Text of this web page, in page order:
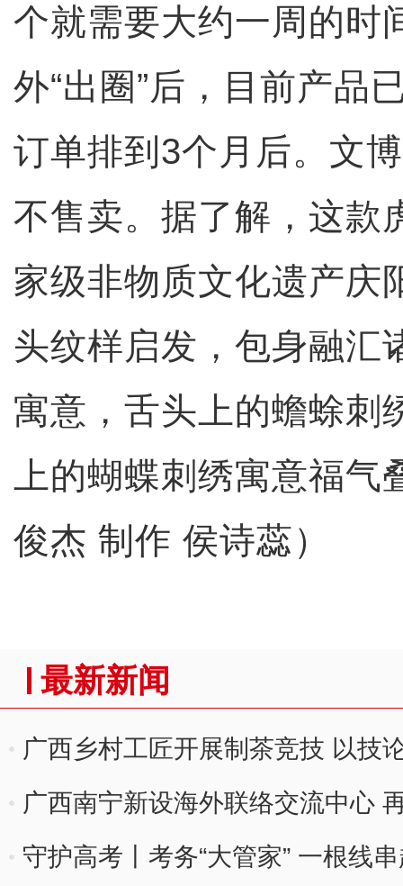
个就需要大约一周的时
外“出圈”后，目前产品
订单排到3个月后。文
不售卖。据了解，这款
家级非物质文化遗产庆
头纹样启发，包身融汇
寓意，舌头上的蟾蜍刺
上的蝴蝶刺绣寓意福
俊杰 制作 侯诗蕊）
最新新闻
广西乡村工匠开展制茶竞技 以技
广西南宁新设海外联络交流中心
守护高考丨考务“大管家” 一根线